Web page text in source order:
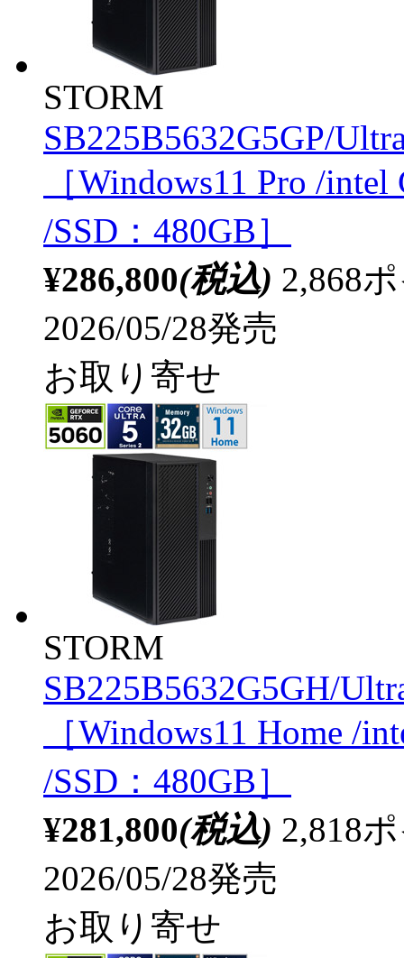
STORM
SB225B5632G5GP/
［Windows11 Pro /
/SSD：480GB］
¥286,800(税込) 2,868
2026/05/28発売
お取り寄せ
STORM
SB225B5632G5GH/
［Windows11 Home /
/SSD：480GB］
¥281,800(税込) 2,818
2026/05/28発売
お取り寄せ